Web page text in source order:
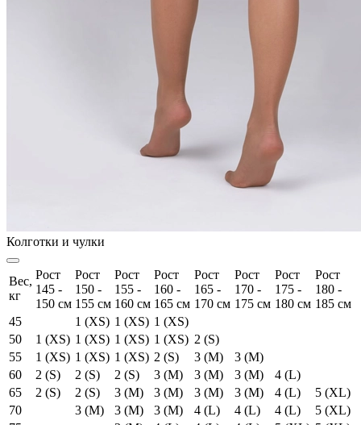
Колготки и чулки
Вес,
кг
Рост
145 -
150 см
Рост
150 -
155 см
Рост
155 -
160 см
Рост
160 -
165 см
Рост
165 -
170 см
Рост
170 -
175 см
Рост
175 -
180 см
Рост
180 -
185 см
45
1 (XS) 1 (XS) 1 (XS)
50
1 (XS) 1 (XS) 1 (XS) 1 (XS) 2 (S)
55
1 (XS) 1 (XS) 1 (XS) 2 (S) 3 (M)
3 (M)
60
2 (S) 2 (S) 2 (S) 3 (M) 3 (M) 3 (M)
4 (L)
65
2 (S) 2 (S) 3 (M) 3 (M) 3 (M) 3 (M) 4 (L)
5 (XL)
70
3 (M) 3 (M) 3 (M) 4 (L) 4 (L) 4 (L)
5 (XL)